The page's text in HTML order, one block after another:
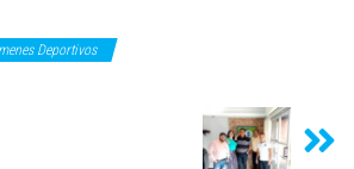
Deportivos